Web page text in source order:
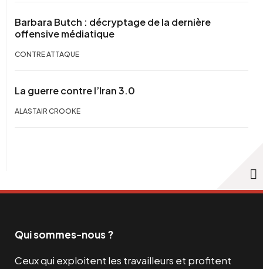
Barbara Butch : décryptage de la dernière
offensive médiatique
CONTRE ATTAQUE
La guerre contre l’Iran 3.0
ALASTAIR CROOKE
Qui sommes-nous ?
Ceux qui exploitent les travailleurs et profitent